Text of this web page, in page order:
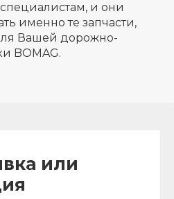
и они
именно те запчасти,
Вашей дорожно-
BOMAG.
или